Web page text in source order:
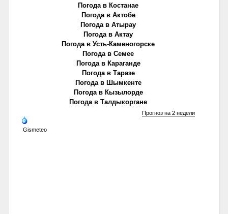
Погода в Костанае
Погода в Актобе
Погода в Атырау
Погода в Актау
Погода в Усть-Каменогорске
Погода в Семее
Погода в Караганде
Погода в Таразе
Погода в Шымкенте
Погода в Кызылорде
Погода в Талдыкоргане
Gismeteo
Прогноз на 2 недели